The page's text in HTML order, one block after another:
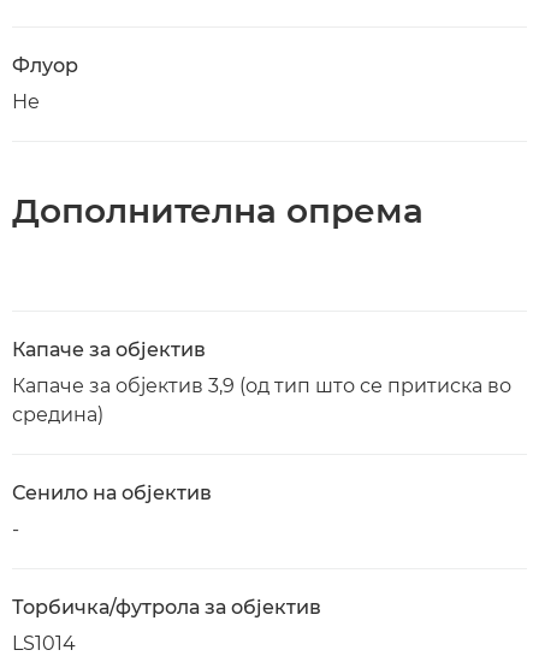
Флуор
Не
Дополнителна опрема
Капаче за објектив
Капаче за објектив 3,9 (од тип што се притиска во
средина)
Сенило на објектив
-
Торбичка/футрола за објектив
LS1014